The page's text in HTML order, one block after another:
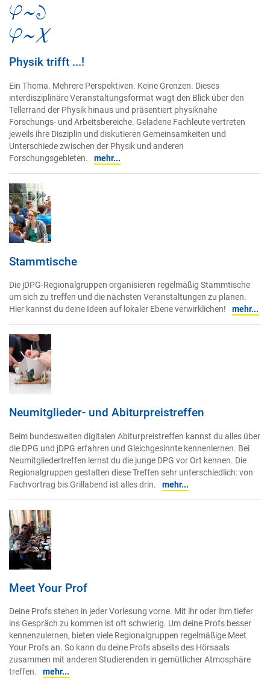
Physik trifft ...!
Ein Thema. Mehrere Perspektiven. Keine Grenzen. Dieses
interdisziplinäre Veranstaltungsformat wagt den Blick über den
Tellerrand der Physik hinaus und präsentiert physiknahe
Forschungs- und Arbeitsbereiche. Geladene Fachleute vertreten
jeweils ihre Disziplin und diskutieren Gemeinsamkeiten und
Unterschiede zwischen der Physik und anderen
Forschungsgebieten.
mehr...
Stammtische
Die jDPG-Regionalgruppen organisieren regelmäßig Stammtische
um sich zu treffen und die nächsten Veranstaltungen zu planen.
Hier kannst du deine Ideen auf lokaler Ebene verwirklichen!
mehr...
Neumitglieder- und Abiturpreistreffen
Beim bundesweiten digitalen Abiturpreistreffen kannst du alles über
die DPG und jDPG erfahren und Gleichgesinnte kennenlernen. Bei
Neumitgliedertreffen lernst du die junge DPG vor Ort kennen. Die
Regionalgruppen gestalten diese Treffen sehr unterschiedlich: von
Fachvortrag bis Grillabend ist alles drin.
mehr...
Meet Your Prof
Deine Profs stehen in jeder Vorlesung vorne. Mit ihr oder ihm tiefer
ins Gespräch zu kommen ist oft schwierig. Um deine Profs besser
kennenzulernen, bieten viele Regionalgruppen regelmäßige Meet
Your Profs an. So kann du deine Profs abseits des Hörsaals
zusammen mit anderen Studierenden in gemütlicher Atmosphäre
treffen.
mehr...